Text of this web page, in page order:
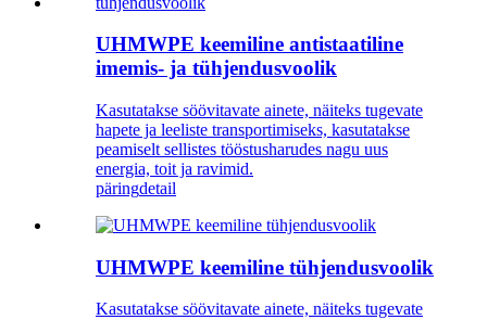
UHMWPE keemiline antistaatiline
imemis- ja tühjendusvoolik
Kasutatakse söövitavate ainete, näiteks tugevate
hapete ja leeliste transportimiseks, kasutatakse
peamiselt sellistes tööstusharudes nagu uus
energia, toit ja ravimid.
päringdetail
UHMWPE keemiline tühjendusvoolik
Kasutatakse söövitavate ainete, näiteks tugevate